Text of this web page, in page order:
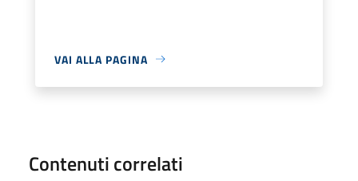
VAI ALLA PAGINA
Contenuti correlati